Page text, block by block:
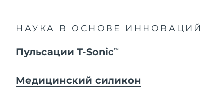
НАУКА В ОСНОВЕ ИННОВАЦИЙ
Пульсации T-SonicTM
Медицинский силикон